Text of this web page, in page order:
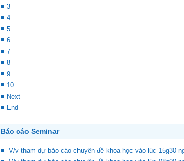
3
4
5
6
7
8
9
10
Next
End
Báo cáo Seminar
V/v tham dự báo cáo chuyên đề khoa học vào lúc 15g30